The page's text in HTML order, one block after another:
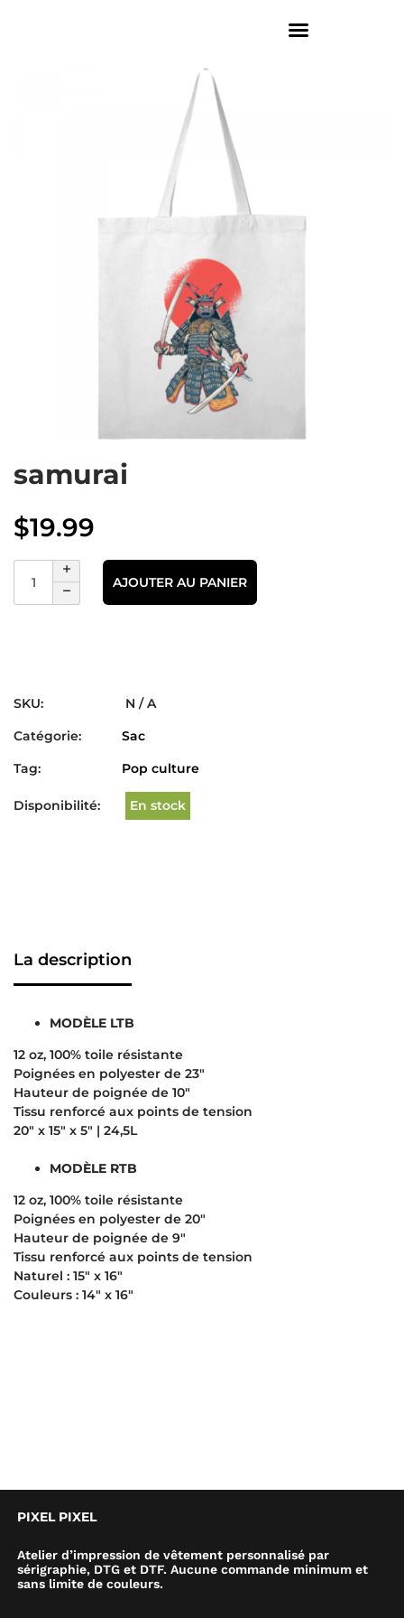
samurai
$19.99
AJOUTER AU PANIER
SKU:
N / A
Catégorie:
Sac
Tag:
Pop culture
Disponibilité: En stock
La description
MODÈLE LTB
12 oz, 100% toile résistante
Poignées en polyester de 23″
Hauteur de poignée de 10″
Tissu renforcé aux points de tension
20″ x 15″ x 5″ | 24,5L
MODÈLE RTB
12 oz, 100% toile résistante
Poignées en polyester de 20″
Hauteur de poignée de 9″
Tissu renforcé aux points de tension
Naturel : 15″ x 16″
Couleurs : 14″ x 16″
PIXEL PIXEL
Atelier d’impression de vêtement personnalisé par
sérigraphie, DTG et DTF. Aucune commande minimum et
sans limite de couleurs.